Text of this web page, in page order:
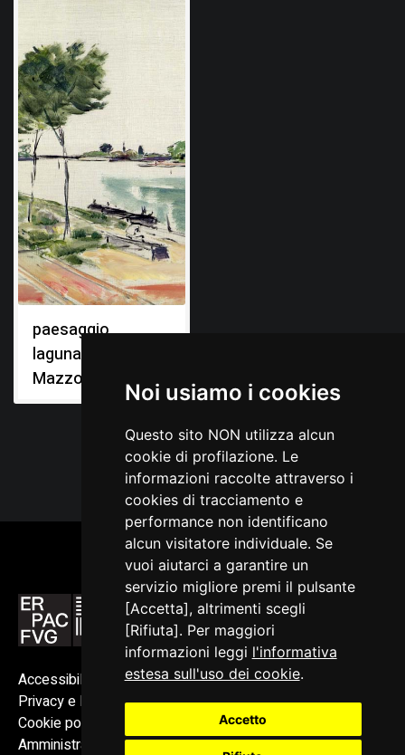
Noi usiamo i cookies
Questo sito NON utilizza alcun
cookie di profilazione. Le
informazioni raccolte attraverso i
cookies di tracciamento e
performance non identificano
alcun visitatore individuale. Se
vuoi aiutarci a garantire un
servizio migliore premi il pulsante
[Accetta], altrimenti scegli
[Rifiuta]. Per maggiori
informazioni leggi l'informativa
estesa sull'uso dei cookie.
Accetto
paesaggio
lagunare: canale di
Mazzorba
Accessibilità
Privacy e Note legali
Cookie policy
Amministrazione trasparente